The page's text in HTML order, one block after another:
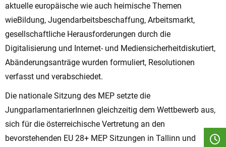
aktuelle europäische wie auch heimische Themen
wieBildung, Jugendarbeitsbeschaffung, Arbeitsmarkt,
gesellschaftliche Herausforderungen durch die
Digitalisierung und Internet- und Mediensicherheitdiskutiert,
Abänderungsanträge wurden formuliert, Resolutionen
verfasst und verabschiedet.
Die nationale Sitzung des MEP setzte die
JungparlamentarierInnen gleichzeitig dem Wettbewerb aus,
sich für die österreichische Vertretung an den
bevorstehenden EU 28+ MEP Sitzungen in Tallinn und